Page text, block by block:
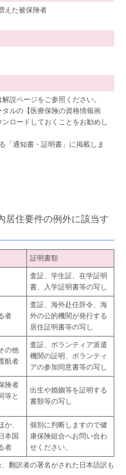
えた被保険者
説ページをご参照ください。
ルの【医療保険の資格情報画
ロードしておくことをお勧めし
「通知書・証明書」に掲載しま
居住要件の例外に該当す
証明書類
査証、学生証、在学証明
書、入学証明書等の写し
者
査証、海外赴任辞令、海
外の公的機関が発行する
居住証明書等の写し
の他
航者
査証、ボランティア派遣
機関の証明、ボランティ
アの参加同意書等の写し
険者
等と
出生や婚姻等を証明する
書類等の写し
、
本国
者
個別に判断しますので健
康保険組合へお問い合わ
せください。
翻訳者の署名がされた日本語訳も